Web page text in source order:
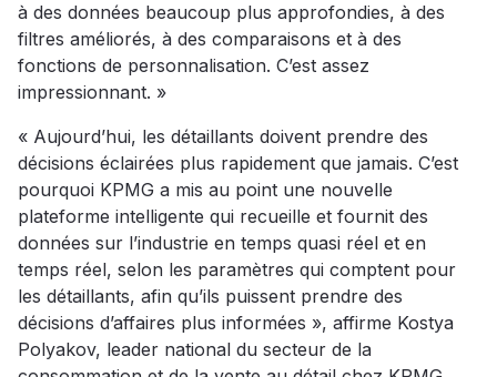
à des données beaucoup plus approfondies, à des
filtres améliorés, à des comparaisons et à des
fonctions de personnalisation. C’est assez
impressionnant. »
« Aujourd’hui, les détaillants doivent prendre des
décisions éclairées plus rapidement que jamais. C’est
pourquoi KPMG a mis au point une nouvelle
plateforme intelligente qui recueille et fournit des
données sur l’industrie en temps quasi réel et en
temps réel, selon les paramètres qui comptent pour
les détaillants, afin qu’ils puissent prendre des
décisions d’affaires plus informées », affirme Kostya
Polyakov, leader national du secteur de la